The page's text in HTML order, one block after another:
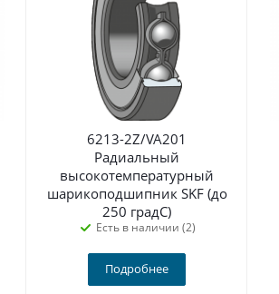
6213-2Z/VA201
Радиальный
высокотемпературный
шарикоподшипник SKF (до
250 градС)
Есть в наличии (2)
Подробнее